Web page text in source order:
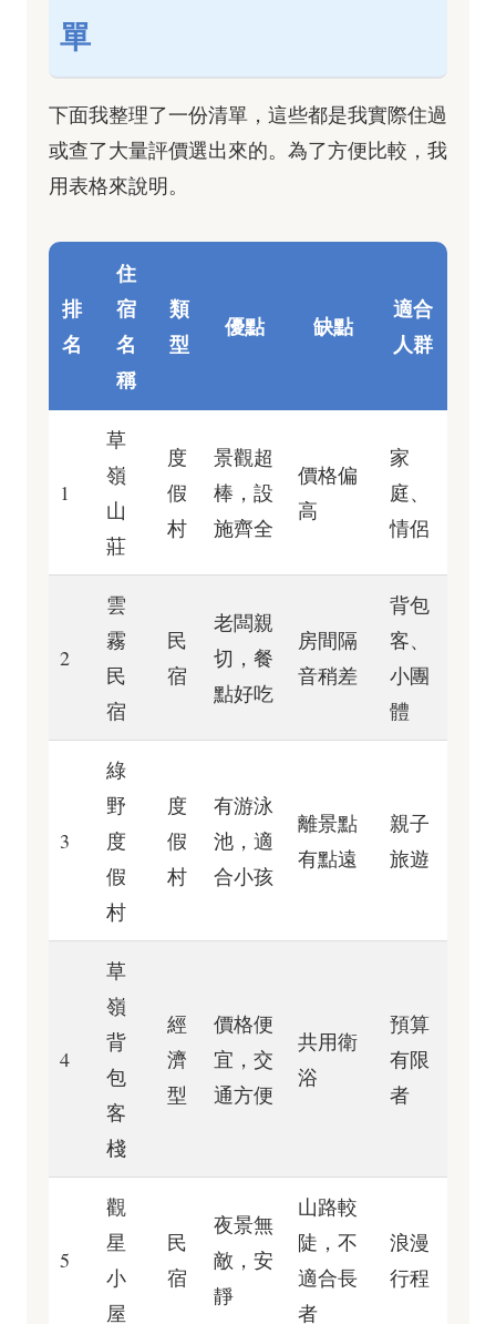
單
下面我整理了一份清單，這些都是我實際住過
或查了大量評價選出來的。為了方便比較，我
用表格來說明。
排
名
住
宿
名
稱
類
型
優點 缺點
適合
人群
1
草
嶺
山
莊
度
假
村
景觀超
棒，設
施齊全
價格偏
高
家
庭、
情侶
2
雲
霧
民
宿
民
宿
老闆親
切，餐
點好吃
房間隔
音稍差
背包
客、
小團
體
3
綠
野
度
假
村
度
假
村
有游泳
池，適
合小孩
離景點
有點遠
親子
旅遊
4
草
嶺
背
包
客
棧
經
濟
型
價格便
宜，交
通方便
共用衛
浴
預算
有限
者
5
觀
星
小
屋
民
宿
夜景無
敵，安
靜
山路較
陡，不
適合長
者
浪漫
行程